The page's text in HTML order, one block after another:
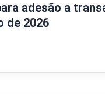
adesão a
de 2026